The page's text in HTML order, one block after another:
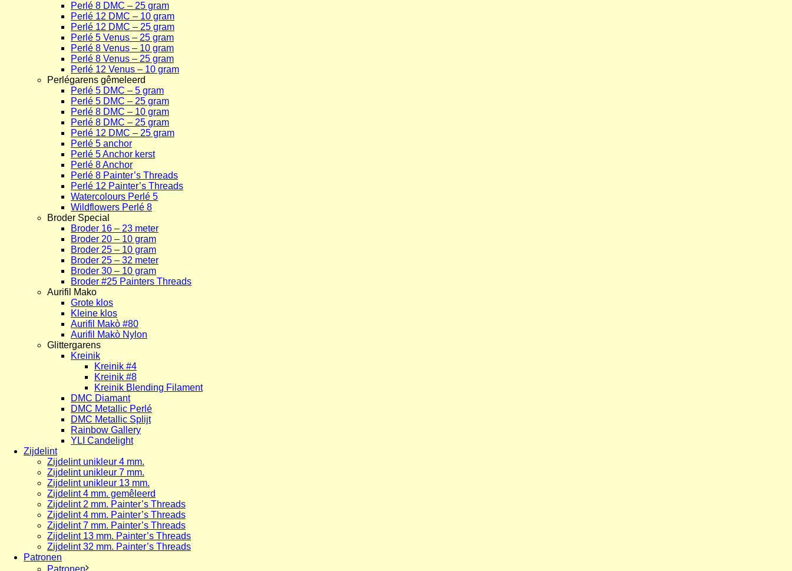
Perlé 8 DMC – 25 gram
Perlé 12 DMC – 10 gram
Perlé 12 DMC – 25 gram
Perlé 5 Venus – 25 gram
Perlé 8 Venus – 10 gram
Perlé 8 Venus – 25 gram
Perlé 12 Venus – 10 gram
Perlégarens gêmeleerd
Perlé 5 DMC – 5 gram
Perlé 5 DMC – 25 gram
Perlé 8 DMC – 10 gram
Perlé 8 DMC – 25 gram
Perlé 12 DMC – 25 gram
Perlé 5 anchor
Perlé 5 Anchor kerst
Perlé 8 Anchor
Perlé 8 Painter’s Threads
Perlé 12 Painter’s Threads
Watercolours Perlé 5
Wildflowers Perlé 8
Broder Special
Broder 16 – 23 meter
Broder 20 – 10 gram
Broder 25 – 10 gram
Broder 25 – 32 meter
Broder 30 – 10 gram
Broder #25 Painters Threads
Aurifil Mako
Grote klos
Kleine klos
Aurifil Makò #80
Aurifil Makò Nylon
Glittergarens
Kreinik
Kreinik #4
Kreinik #8
Kreinik Blending Filament
DMC Diamant
DMC Metallic Perlé
DMC Metallic Splijt
Rainbow Gallery
YLI Candelight
Zijdelint
Zijdelint unikleur 4 mm.
Zijdelint unikleur 7 mm.
Zijdelint unikleur 13 mm.
Zijdelint 4 mm. gemêleerd
Zijdelint 2 mm. Painter’s Threads
Zijdelint 4 mm. Painter’s Threads
Zijdelint 7 mm. Painter’s Threads
Zijdelint 13 mm. Painter’s Threads
Zijdelint 32 mm. Painter’s Threads
Patronen
Patronen